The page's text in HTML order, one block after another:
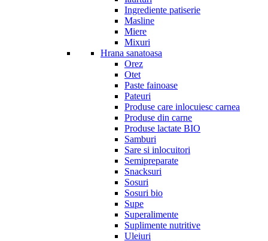
Ingrediente patiserie
Masline
Miere
Mixuri
Hrana sanatoasa
Orez
Otet
Paste fainoase
Pateuri
Produse care inlocuiesc carnea
Produse din carne
Produse lactate BIO
Samburi
Sare si inlocuitori
Semipreparate
Snacksuri
Sosuri
Sosuri bio
Supe
Superalimente
Suplimente nutritive
Uleiuri